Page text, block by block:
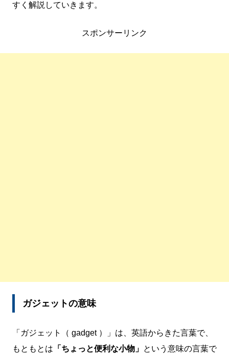
すく解説していきます。
スポンサーリンク
ガジェットの意味
「ガジェット（ gadget ）」は、英語からきた言葉で、
もともとは 「ちょっと便利な小物」 という意味の言葉で